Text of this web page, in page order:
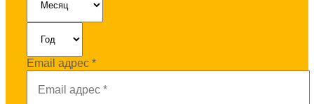
Email адрес *